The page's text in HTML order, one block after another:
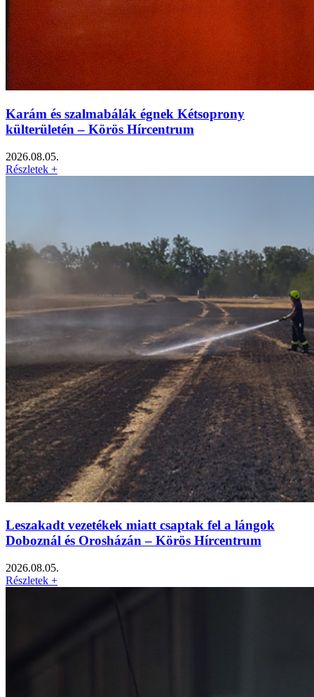
Karám és szalmabálák égnek Kétsoprony
külterületén – Körös Hírcentrum
2026.08.05.
Részletek +
Leszakadt vezetékek miatt csaptak fel a lángok
Doboznál és Orosházán – Körös Hírcentrum
2026.08.05.
Részletek +